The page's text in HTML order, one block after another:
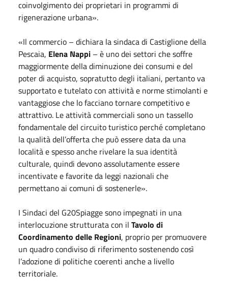
coinvolgimento dei proprietari in programmi di
rigenerazione urbana».
«Il commercio – dichiara la sindaca di Castiglione della
Pescaia, Elena Nappi – è uno dei settori che soffre
maggiormente della diminuzione dei consumi e del
poter di acquisto, sopratutto degli italiani, pertanto va
supportato e tutelato con attività e norme stimolanti e
vantaggiose che lo facciano tornare competitivo e
attrattivo. Le attività commerciali sono un tassello
fondamentale del circuito turistico perché completano
la qualità dell’offerta che può essere data da una
località e spesso anche rivelare la sua identità
culturale, quindi devono assolutamente essere
incentivate e favorite da leggi nazionali che
permettano ai comuni di sostenerle».
I Sindaci del G20Spiagge sono impegnati in una
interlocuzione strutturata con il Tavolo di
Coordinamento delle Regioni, proprio per promuovere
un quadro condiviso di riferimento sostenendo così
l’adozione di politiche coerenti anche a livello
territoriale.